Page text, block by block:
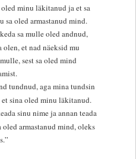
minu läkitanud ja et sa
sa oled armastanud mind.
sa mulle oled andnud,
et nad näeksid mu
sest sa oled mind
tundnud, aga mina tundsin
sina oled minu läkitanud.
sinu nime ja annan teada
oled armastanud mind, oleks